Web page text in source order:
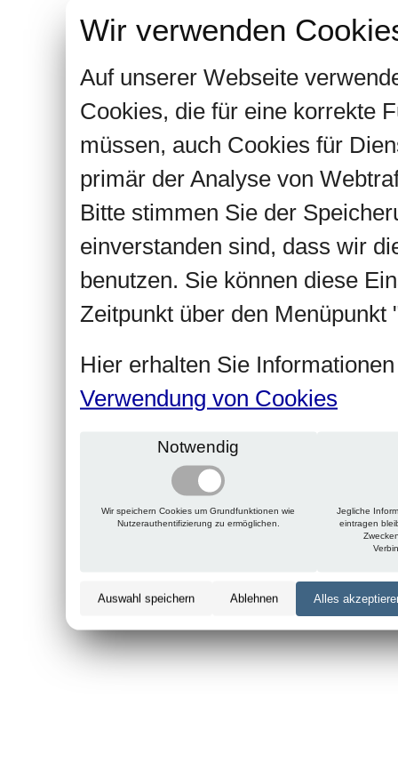
Wir verwenden
Auf unserer Webseite
Cookies, die für eine korrekte
müssen, auch Cookies für
primär der Analyse von
Bitte stimmen Sie der
einverstanden sind, dass wir
benutzen. Sie können diese
Zeitpunkt über den Menüpunkt
Hier erhalten Sie
Verwendung von Cookies
Notwendig
Wir speichern Cookies um Grundfunktionen wie
Nutzerauthentifizierung zu ermöglichen.
Jegliche
eintragen
Auswahl speichern Ablehnen Alles